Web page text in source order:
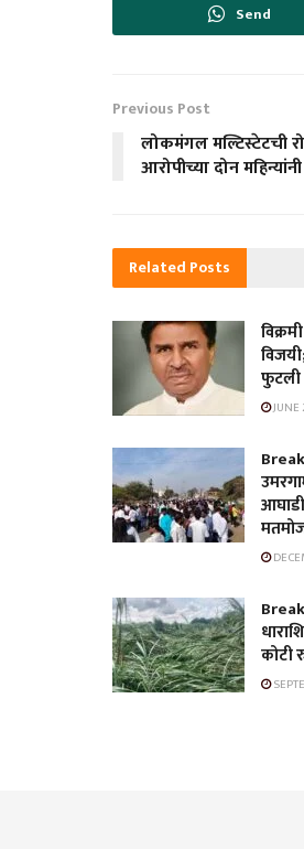
Send
Previous Post
लोकमंगल मल्टिस्टेटची
आरोपीच्या दोन
Related Posts
फुटली
JUNE
कोटी